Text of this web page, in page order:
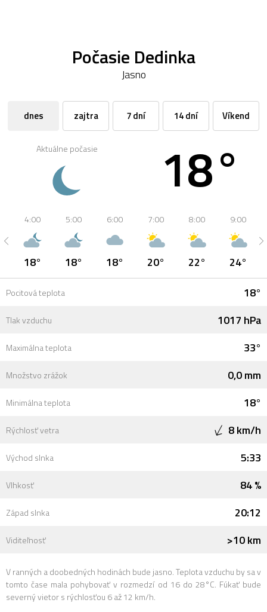
Počasie Dedinka
Jasno
dnes zajtra 7 dní 14 dní Víkend
Aktuálne počasie 18°
4:00
18°
5:00
18°
6:00
18°
7:00
20°
8:00
22°
9:00
24°
Pocitová teplota 18°
Tlak vzduchu 1017 hPa
Maximálna teplota 33°
Množstvo zrážok 0,0 mm
Minimálna teplota 18°
Rýchlosť vetra 8 km/h
Východ slnka 5:33
Vlhkosť 84 %
Západ slnka 20:12
Viditeľnosť >10 km
V ranných a doobedných hodinách bude jasno. Teplota vzduchu by sa v
tomto čase mala pohybovať v rozmedzí od 16 do 28°C. Fúkať bude
severný vietor s rýchlosťou 6 až 12 km/h.